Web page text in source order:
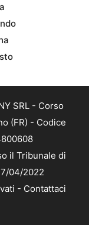
SRL - Corso
(FR) - Codice
il Tribunale di
04/2022
- Contattaci